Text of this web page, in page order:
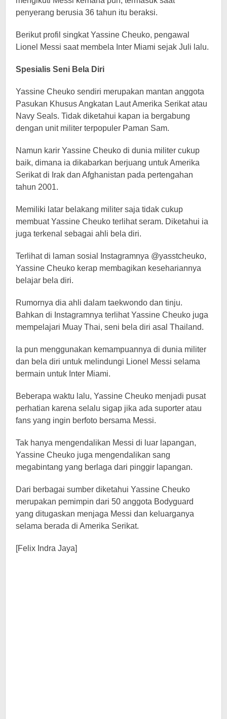
penyerang berusia 36 tahun itu beraksi.
Berikut profil singkat Yassine Cheuko, pengawal
Lionel Messi saat membela Inter Miami sejak Juli lalu.
Spesialis Seni Bela Diri
Yassine Cheuko sendiri merupakan mantan anggota
Pasukan Khusus Angkatan Laut Amerika Serikat atau
Navy Seals. Tidak diketahui kapan ia bergabung
dengan unit militer terpopuler Paman Sam.
Namun karir Yassine Cheuko di dunia militer cukup
baik, dimana ia dikabarkan berjuang untuk Amerika
Serikat di Irak dan Afghanistan pada pertengahan
tahun 2001.
Memiliki latar belakang militer saja tidak cukup
membuat Yassine Cheuko terlihat seram. Diketahui ia
juga terkenal sebagai ahli bela diri.
Terlihat di laman sosial Instagramnya @yasstcheuko,
Yassine Cheuko kerap membagikan kesehariannya
belajar bela diri.
Rumornya dia ahli dalam taekwondo dan tinju.
Bahkan di Instagramnya terlihat Yassine Cheuko juga
mempelajari Muay Thai, seni bela diri asal Thailand.
Ia pun menggunakan kemampuannya di dunia militer
dan bela diri untuk melindungi Lionel Messi selama
bermain untuk Inter Miami.
Beberapa waktu lalu, Yassine Cheuko menjadi pusat
perhatian karena selalu sigap jika ada suporter atau
fans yang ingin berfoto bersama Messi.
Tak hanya mengendalikan Messi di luar lapangan,
Yassine Cheuko juga mengendalikan sang
megabintang yang berlaga dari pinggir lapangan.
Dari berbagai sumber diketahui Yassine Cheuko
merupakan pemimpin dari 50 anggota Bodyguard
yang ditugaskan menjaga Messi dan keluarganya
selama berada di Amerika Serikat.
[Felix Indra Jaya]